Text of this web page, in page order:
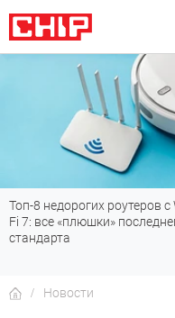
Топ-8 недорогих роутеров с
Fi 7: все «плюшки»
стандарта
Новости